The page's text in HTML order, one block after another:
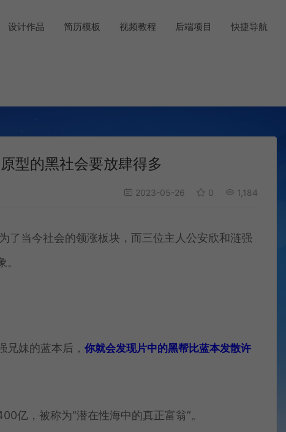
设计作品 简历模板 视频教程 后端项目 快捷导航
型的黑社会要放肆得多
2023-05-26 0 1,184
了当今社会的领涨板块，而三位主人公安欣和涟强
妹的蓝本后， 你就会发现片中的黑帮比蓝本发散许
亿，被称为“潜在性海中的真正富翁”。